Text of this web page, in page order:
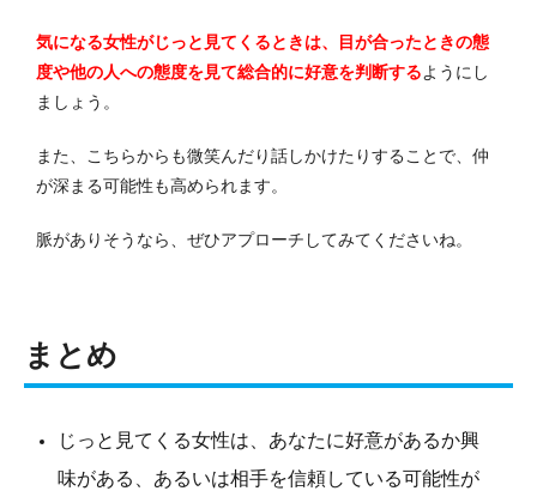
気になる女性がじっと見てくるときは、目が合ったときの態
度や他の人への態度を見て総合的に好意を判断するようにし
ましょう。
また、こちらからも微笑んだり話しかけたりすることで、仲
が深まる可能性も高められます。
脈がありそうなら、ぜひアプローチしてみてくださいね。
まとめ
じっと見てくる女性は、あなたに好意があるか興
味がある、あるいは相手を信頼している可能性が